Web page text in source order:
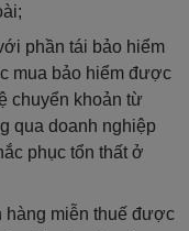
phần tái bảo hiểm
mua bảo hiểm được
chuyển khoản từ
qua doanh nghiệp
phục tổn thất ở
hàng miễn thuế được